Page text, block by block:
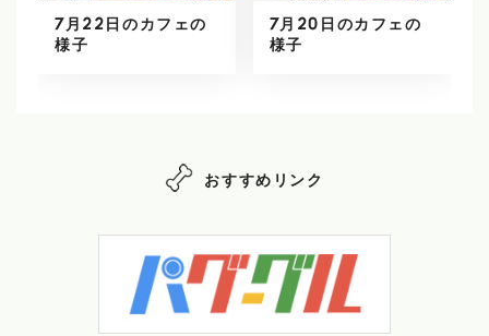
7月22日のカフェの
様子
7月20日のカフェの
様子
おすすめリンク